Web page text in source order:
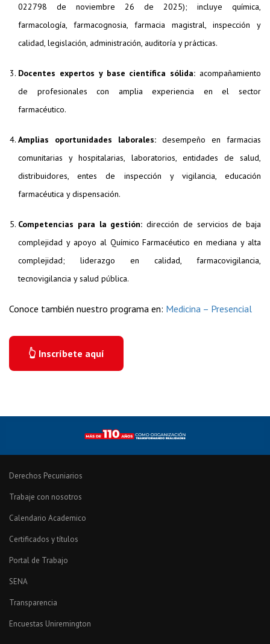
022798 de noviembre 26 de 2025); incluye química,
farmacología, farmacognosia, farmacia magistral, inspección y
calidad, legislación, administración, auditoría y prácticas.
Docentes expertos y base científica sólida: acompañamiento
de profesionales con amplia experiencia en el sector
farmacéutico.
Amplias oportunidades laborales: desempeño en farmacias
comunitarias y hospitalarias, laboratorios, entidades de salud,
distribuidores, entes de inspección y vigilancia, educación
farmacéutica y dispensación.
Competencias para la gestión: dirección de servicios de baja
complejidad y apoyo al Químico Farmacéutico en mediana y alta
complejidad; liderazgo en calidad, farmacovigilancia,
tecnovigilancia y salud pública.
Conoce también nuestro programa en: Medicina – Presencial
👆 Inscríbete aquí
Derechos Pecuniarios
Trabaje con nosotros
Calendario Academico
Certificados y títulos
Portal de Trabajo
SENA
Transparencia
Encuestas Uniremington